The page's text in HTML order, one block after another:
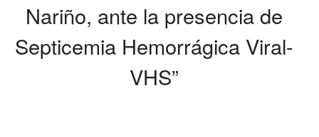
Nariño, ante la presencia de
Septicemia Hemorrágica Viral-
VHS”